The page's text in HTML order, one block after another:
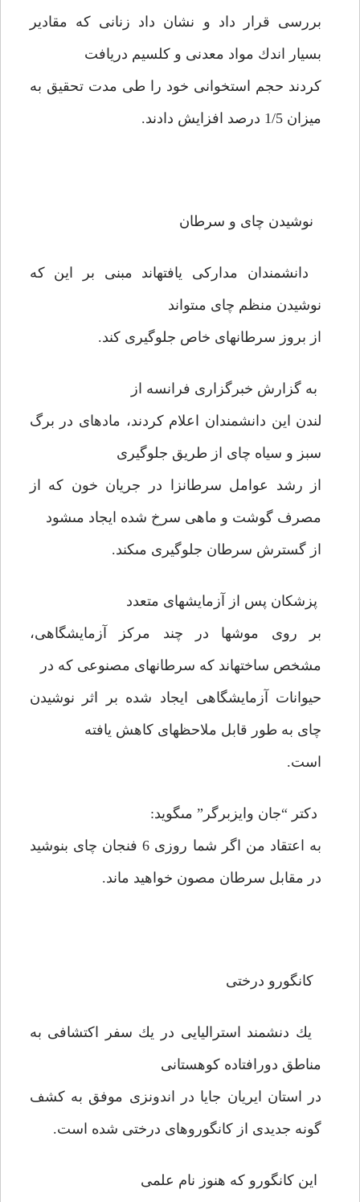
بررسى قرار داد و نشان داد زنانى كه مقادير
بسيار اندك مواد معدنى و كلسيم دريافت
كردند حجم استخوانى خود را طى مدت تحقيق به
ميزان 1/5 درصد افزايش دادند.
نوشيدن چاى و سرطان
دانشمندان مداركى يافته‏اند مبنى بر اين كه
نوشيدن منظم چاى مى‏تواند
از بروز سرطانهاى خاص جلوگيرى كند.
به گزارش خبرگزارى فرانسه از
لندن اين دانشمندان اعلام كردند، ماده‏اى در برگ
سبز و سياه چاى از طريق جلوگيرى
از رشد عوامل سرطان‏زا در جريان خون كه از
مصرف گوشت و ماهى سرخ شده ايجاد مى‏شود
از گسترش سرطان جلوگيرى مى‏كند.
پزشكان پس از آزمايشهاى متعدد
بر روى موشها در چند مركز آزمايشگاهى،
مشخص ساخته‏اند كه سرطانهاى مصنوعى كه در
حيوانات آزمايشگاهى ايجاد شده بر اثر نوشيدن
چاى به طور قابل ملاحظه‏اى كاهش يافته
است.
دكتر “جان وايزبرگر” مى‏گويد:
به اعتقاد من اگر شما روزى 6 فنجان چاى بنوشيد
در مقابل سرطان مصون خواهيد ماند.
كانگورو درختى
يك دنشمند استراليايى در يك سفر اكتشافى به
مناطق دورافتاده كوهستانى
در استان ايريان جايا در اندونزى موفق به كشف
گونه جديدى از كانگوروهاى درختى شده است.
اين كانگورو كه هنوز نام علمى